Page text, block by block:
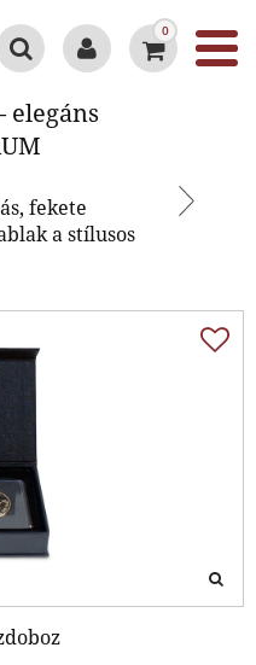
0
elegáns
fekete
a stílusos
– elegáns